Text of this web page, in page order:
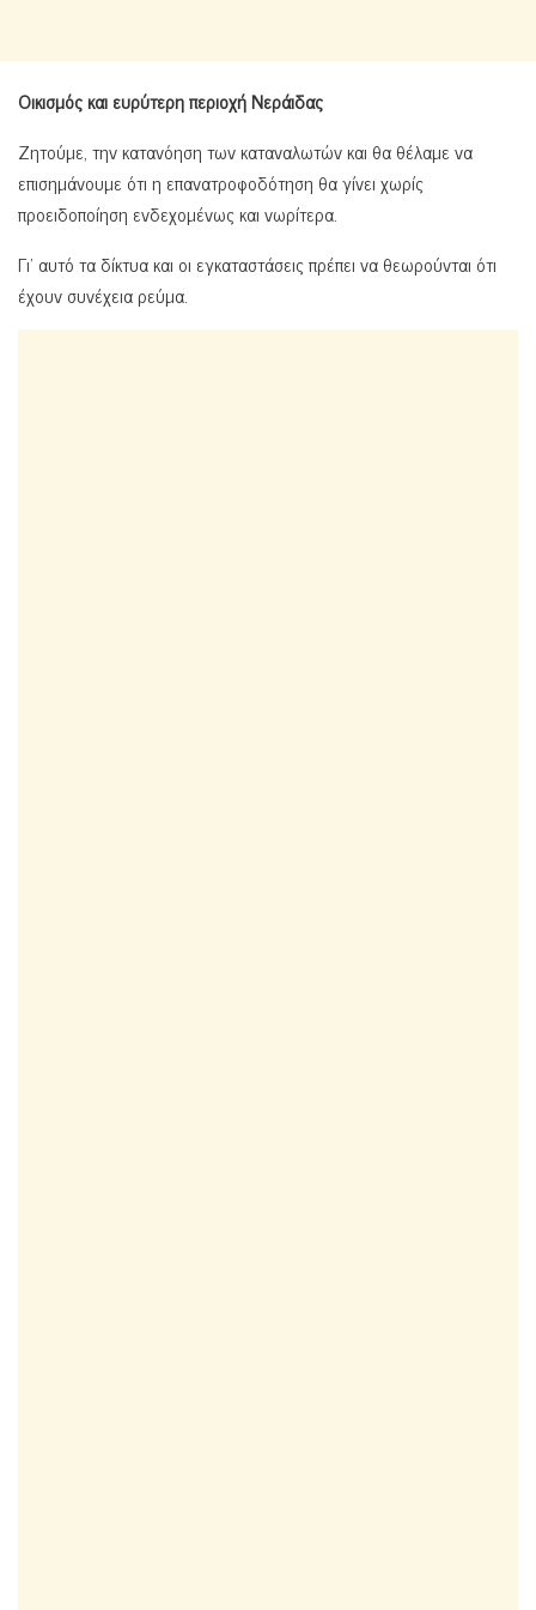
Οικισμός και ευρύτερη περιοχή Νεράιδας
Ζητούμε, την κατανόηση των καταναλωτών και θα θέλαμε να
επισημάνουμε ότι η επανατροφοδότηση θα γίνει χωρίς
προειδοποίηση ενδεχομένως και νωρίτερα.
Γι’ αυτό τα δίκτυα και οι εγκαταστάσεις πρέπει να θεωρούνται ότι
έχουν συνέχεια ρεύμα.